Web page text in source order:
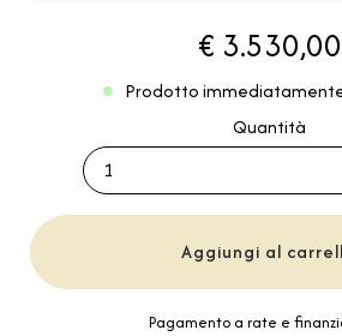
€ 3.530,00
Prodotto
Quantità
1
Aggiungi al
Pagamento a rate e